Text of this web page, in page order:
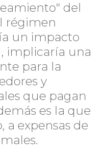
del
régimen
un impacto
implicaría una
para la
y
que pagan
es la que
a expensas de